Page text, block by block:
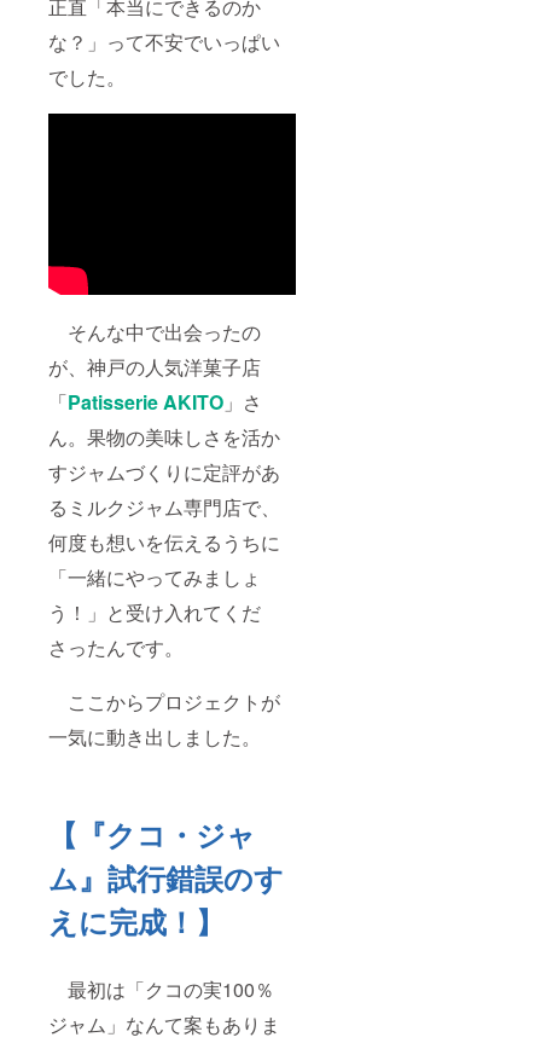
正直「本当にできるのか
な？」って不安でいっぱい
でした。
そんな中で出会ったの
が、神戸の人気洋菓子店
「Patisserie AKITO 」さ
ん。果物の美味しさを活か
すジャムづくりに定評があ
るミルクジャム専門店で、
何度も想いを伝えるうちに
「一緒にやってみましょ
う！」と受け入れてくだ
さったんです。
ここからプロジェクトが
一気に動き出しました。
【『クコ・ジャ
ム』試行錯誤のす
えに完成！】
最初は「クコの実100％
ジャム」なんて案もありま